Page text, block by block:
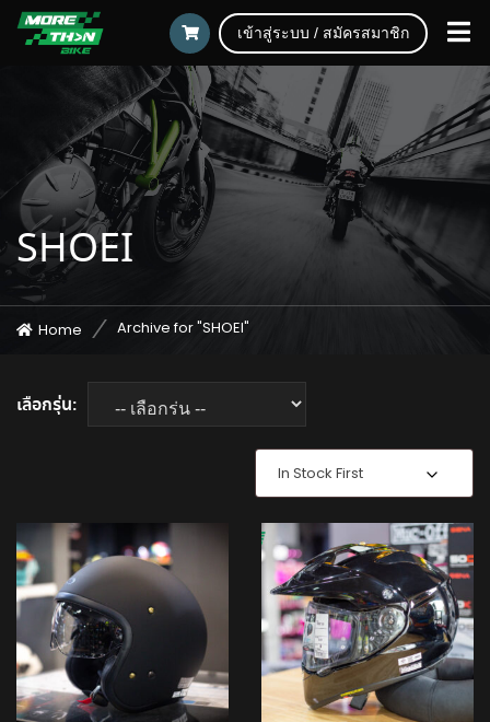
เข้าสู่ระบบ / สมัครสมาชิก
SHOEI
Home Archive for "SHOEI"
เลือกรุ่น:
In Stock First